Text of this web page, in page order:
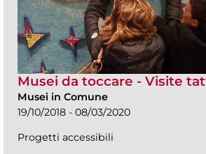
Musei da toccare - Visite
Musei in Comune
19/10/2018 - 08/03/2020
Progetti accessibili